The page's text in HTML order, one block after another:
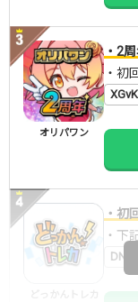
オリパワン
・2
・初
・初
・下